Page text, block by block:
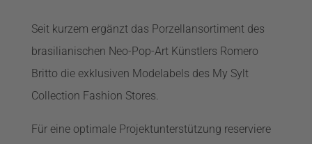
Seit kurzem ergänzt das Porzellansortiment des
brasilianischen Neo-Pop-Art Künstlers Romero
Britto die exklusiven Modelabels des My Sylt
Collection Fashion Stores.
Für eine optimale Projektunterstützung reserviere